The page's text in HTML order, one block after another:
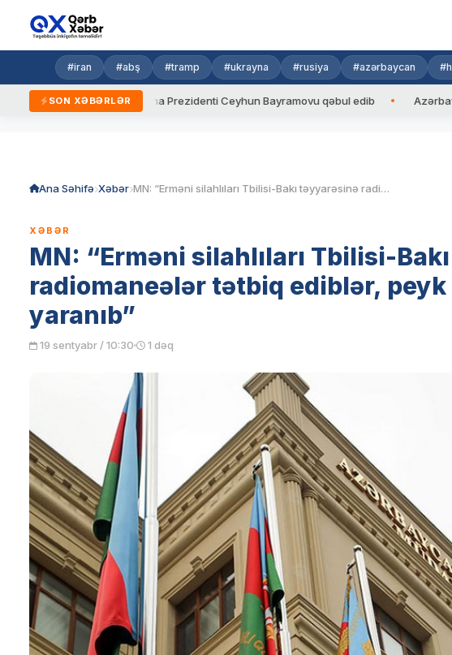
#iran #abş #tramp #ukrayna #rusiya #azərbaycan
SON XƏBƏRLƏR
Ukrayna Prezidenti Ceyhun Bayramovu qəbul edib Azərbaycan və
Ana Səhifə Xəbər MN: “Erməni silahlıları Tbilisi-Bakı təyyarəsinə radiomaneələr tətbiq ediblər, peyk sistemlərində fasilə yaranıb”
XƏBƏR
MN: “Erməni silahlıları Tbilisi-
radiomaneələr tətbiq ediblər,
yaranıb”
19 sentyabr / 10:30 1 dəq